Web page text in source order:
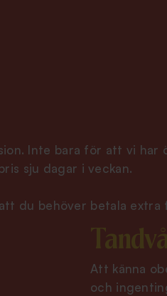
Inte bara för att vi
sju dagar i veckan.
du behöver betala extra
Att känna
och